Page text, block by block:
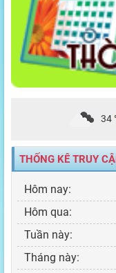
34
THỐNG KÊ TRUY
Hôm nay:
Hôm qua:
Tuần này:
Tháng này: